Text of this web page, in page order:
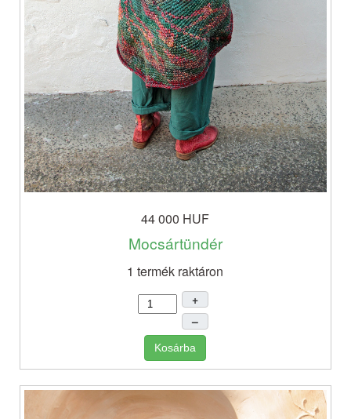
44 000 HUF
Mocsártündér
1 termék raktáron
+
–
Kosárba